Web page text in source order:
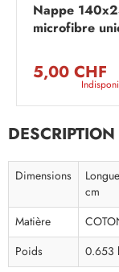
Nappe
microfibre
5,00 CHF
Dimensions
cm
Matière
Poids
0.653